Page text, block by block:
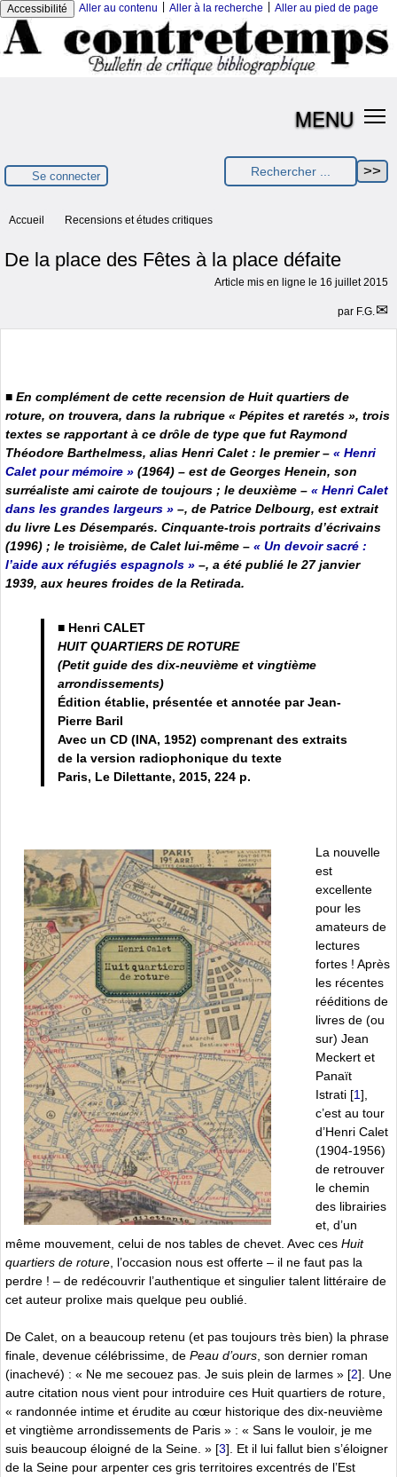
Accessibilité Aller au contenu Aller à la recherche Aller au pied de page
MENU
Se connecter
Accueil Recensions et études critiques
De la place des Fêtes à la place défaite
Article mis en ligne le 16 juillet 2015
par F.G.
■ En complément de cette recension de Huit quartiers de
roture, on trouvera, dans la rubrique « Pépites et raretés », trois
textes se rapportant à ce drôle de type que fut Raymond
Théodore Barthelmess, alias Henri Calet : le premier – « Henri
Calet pour mémoire » (1964) – est de Georges Henein, son
surréaliste ami cairote de toujours ; le deuxième – « Henri Calet
dans les grandes largeurs » –, de Patrice Delbourg, est extrait
du livre Les Désemparés. Cinquante-trois portraits d’écrivains
(1996) ; le troisième, de Calet lui-même – « Un devoir sacré :
l’aide aux réfugiés espagnols » –, a été publié le 27 janvier
1939, aux heures froides de la Retirada.
■ Henri CALET
HUIT QUARTIERS DE ROTURE
(Petit guide des dix-neuvième et vingtième
arrondissements)
Édition établie, présentée et annotée par Jean-
Pierre Baril
Avec un CD (INA, 1952) comprenant des extraits
de la version radiophonique du texte
Paris, Le Dilettante, 2015, 224 p.
La nouvelle
est
excellente
pour les
amateurs de
lectures
fortes ! Après
les récentes
rééditions de
livres de (ou
sur) Jean
Meckert et
Panaït
Istrati [1],
c’est au tour
d’Henri Calet
(1904-1956)
de retrouver
le chemin
des librairies
et, d’un
même mouvement, celui de nos tables de chevet. Avec ces Huit
quartiers de roture, l’occasion nous est offerte – il ne faut pas la
perdre ! – de redécouvrir l’authentique et singulier talent littéraire de
cet auteur prolixe mais quelque peu oublié.
De Calet, on a beaucoup retenu (et pas toujours très bien) la phrase
finale, devenue célébrissime, de Peau d’ours, son dernier roman
(inachevé) : « Ne me secouez pas. Je suis plein de larmes » [2]. Une
autre citation nous vient pour introduire ces Huit quartiers de roture,
« randonnée intime et érudite au cœur historique des dix-neuvième
et vingtième arrondissements de Paris » : « Sans le vouloir, je me
suis beaucoup éloigné de la Seine. » [3]. Et il lui fallut bien s’éloigner
de la Seine pour arpenter ces gris territoires excentrés de l’Est